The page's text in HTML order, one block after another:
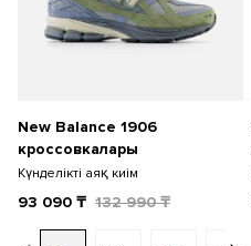
New Balance 1906
кроссовкалары
Күнделікті аяқ киім
93 090 ₸ 132 990₸